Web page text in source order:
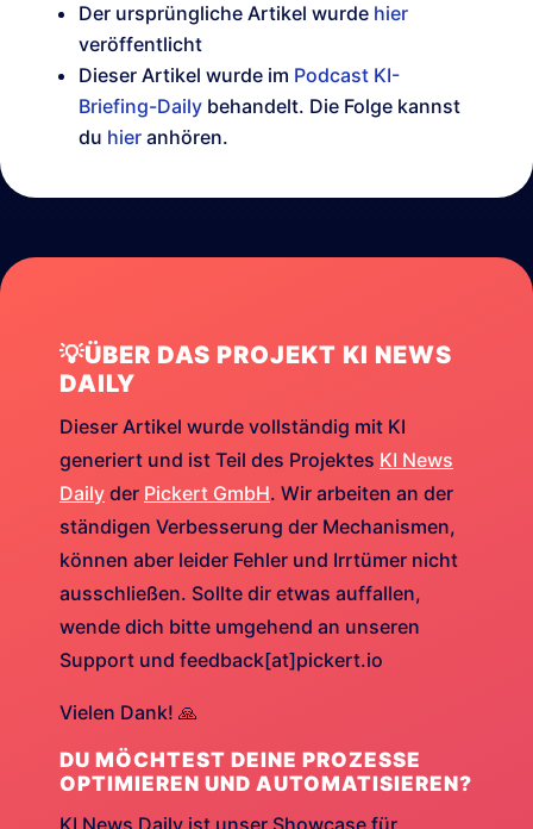
Der ursprüngliche Artikel wurde hier
veröffentlicht
Dieser Artikel wurde im Podcast KI-
Briefing-Daily behandelt. Die Folge kannst
du hier anhören.
💡ÜBER DAS PROJEKT KI NEWS
DAILY
Dieser Artikel wurde vollständig mit KI
generiert und ist Teil des Projektes KI News
Daily der Pickert GmbH. Wir arbeiten an der
ständigen Verbesserung der Mechanismen,
können aber leider Fehler und Irrtümer nicht
ausschließen. Sollte dir etwas auffallen,
wende dich bitte umgehend an unseren
Support und feedback[at]pickert.io
Vielen Dank! 🙏
DU MÖCHTEST DEINE PROZESSE
OPTIMIEREN UND AUTOMATISIEREN?